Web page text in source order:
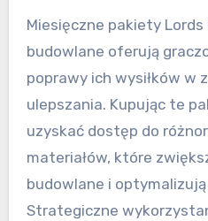
Miesięczne pakiety Lords Mobile na materiały
budowlane oferują
poprawy ich wysiłków w
ulepszania. Kupując te
uzyskać dostęp do
materiałów, które
budowlane i
Strategiczne